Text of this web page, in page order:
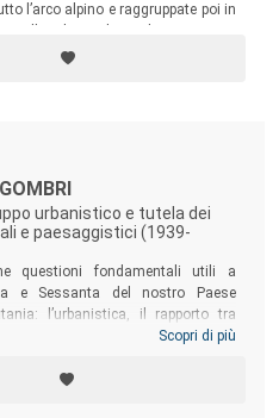
l’arco alpino e raggruppate poi in
del re-insediamento in
urbanistico e tutela dei
e paesaggistici (1939-
questioni fondamentali utili a
e Sessanta del nostro Paese
l’urbanistica, il rapporto tra
e monumentale, il ruolo delle
di un Paese privo di norme
atto, in cui le leggi di tutela del
Scopri di più